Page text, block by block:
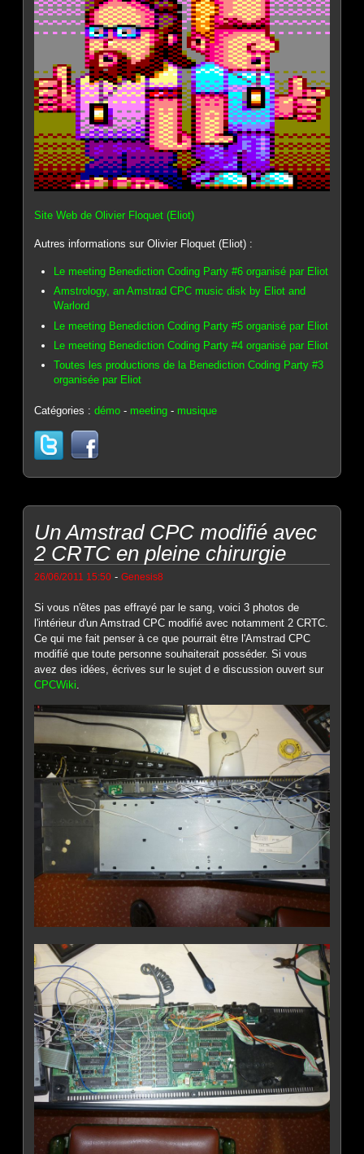
Site Web de Olivier Floquet (Eliot)
Autres informations sur Olivier Floquet (Eliot) :
Le meeting Benediction Coding Party #6 organisé par Eliot
Amstrology, an Amstrad CPC music disk by Eliot and
Warlord
Le meeting Benediction Coding Party #5 organisé par Eliot
Le meeting Benediction Coding Party #4 organisé par Eliot
Toutes les productions de la Benediction Coding Party #3
organisée par Eliot
Catégories :démo - meeting - musique
Un Amstrad CPC modifié avec
2 CRTC en pleine chirurgie
26/06/2011 15:50 -Genesis8
Si vous n'êtes pas effrayé par le sang, voici 3 photos de
l'intérieur d'un Amstrad CPC modifié avec notamment 2 CRTC.
Ce qui me fait penser à ce que pourrait être l'Amstrad CPC
modifié que toute personne souhaiterait posséder. Si vous
avez des idées, écrives sur le sujet d e discussion ouvert sur
CPCWiki